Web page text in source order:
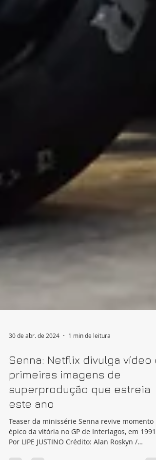
30 de abr. de 2024 1 min de leitura
Senna: Netflix divulga vídeo e
primeiras imagens de
superprodução que estreia
este ano
Teaser da minissérie Senna revive momento